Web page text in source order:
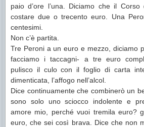
paio d’ore l’una. Diciamo che il
costare due o trecento euro. Una
centesimi.
Non c’è partita.
Tre Peroni a un euro e mezzo, diciamo
facciamo i taccagni- a tre euro
pulisco il culo con il foglio di carta
dimenticata, l’affogo nell’alcol.
Dice continuamente che combinerò un
sono solo uno sciocco indolente e
amore mio, perché vuoi tremila euro?
euro, che sei così brava. Dice che non